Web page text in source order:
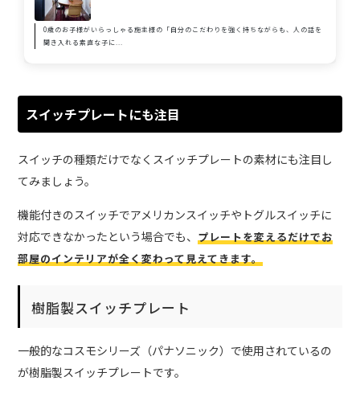
0歳のお子様がいらっしゃる施主様の「自分のこだわりを強く持ちながらも、人の話を
聞き入れる素直な子に...
スイッチプレートにも注目
スイッチの種類だけでなくスイッチプレートの素材にも注目し
てみましょう。
機能付きのスイッチでアメリカンスイッチやトグルスイッチに
対応できなかったという場合でも、 プレートを変えるだけでお
部屋のインテリアが全く変わって見えてきます。
樹脂製スイッチプレート
一般的なコスモシリーズ（パナソニック）で使用されているの
が樹脂製スイッチプレートです。